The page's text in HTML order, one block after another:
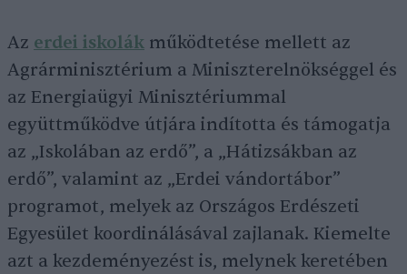
Az erdei iskolák működtetése mellett az
Agrárminisztérium a Miniszterelnökséggel és
az Energiaügyi Minisztériummal
együttműködve útjára indította és támogatja
az „Iskolában az erdő”, a „Hátizsákban az
erdő”, valamint az „Erdei vándortábor”
programot, melyek az Országos Erdészeti
Egyesület koordinálásával zajlanak. Kiemelte
azt a kezdeményezést is, melynek keretében